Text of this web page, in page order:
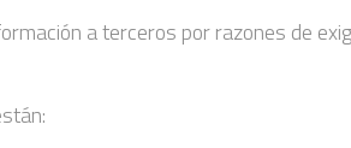
a terceros por razones de